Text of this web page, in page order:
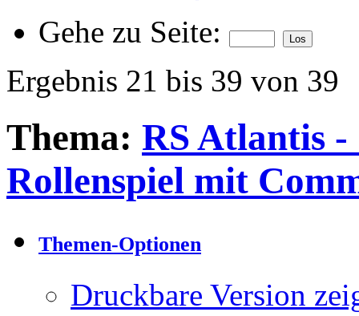
Gehe zu Seite:
Ergebnis 21 bis 39 von 39
Thema: RS Atlantis -
Rollenspiel mit
Themen-Optionen
Druckbare Version